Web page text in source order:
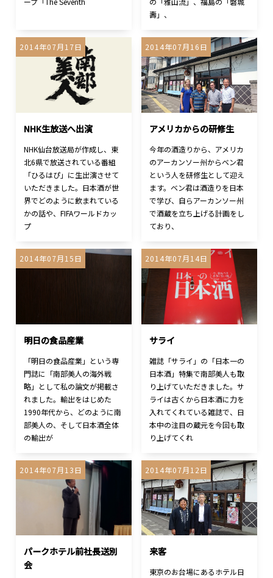
壽」、
2014年07月17日
NHK生放送へ出演
NHK仙台放送局が作成し、東
北6県で放送されている番組
「ひるはぴ」に生出演させて
いただきました。日本酒が世
界でどのように飲まれている
かの話や、FIFAワールドカッ
プ
2014年07月16日
アメリカからの研修生
今年の酒造りから、アメリカ
のアーカンソー州からベン君
という人を研修生として迎え
ます。ベン君は酒造りを日本
で学び、自らアーカンソー州
で酒蔵を立ち上げる計画をし
ており、
2014年07月15日
明日の食品産業
「明日の食品産業」という専
門誌に「南部美人の海外戦
略」として私の論文が掲載さ
れました。輸出をはじめた
1990年代から、どのように南
部美人の、そして日本酒全体
の輸出が
2014年07月14日
サライ
雑誌「サライ」の「日本一の
日本酒」特集で南部美人も取
り上げていただきました。サ
ライは古くから日本酒に力を
入れてくれている雑誌で、日
本中の注目の蔵元を今回も取
り上げてくれ
2014年07月13日
パークホテル前社長送別
会
2014年07月12日
来客
東京のお台場にあるホテル日